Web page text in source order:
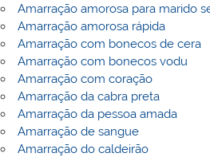
Amarração amorosa para marido
Amarração amorosa rápida
Amarração com bonecos de cera
Amarração com bonecos vodu
Amarração com coração
Amarração da cabra preta
Amarração da pessoa amada
Amarração de sangue
Amarração do caldeirão